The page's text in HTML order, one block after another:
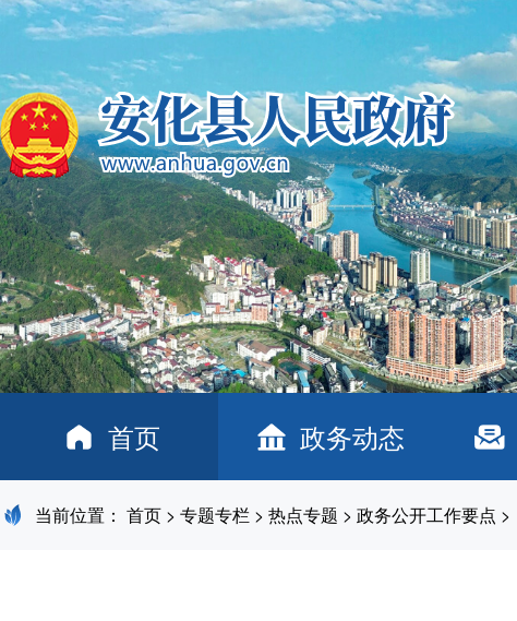
首页 政务动态
当前位置： 首页 > 专题专栏 > 热点专题 > 政务公开工作要点 >